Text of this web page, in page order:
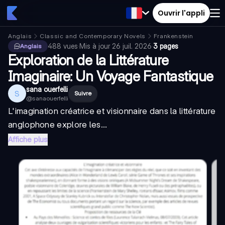
Ouvrir l'appli
Anglais Classic and Contemporary Novels
Frankenstein
Anglais
488 vues·Mis à jour 26 juil. 2026·3 pages
Exploration de la Littérature
Imaginaire: Un Voyage Fantastique
S sana ouerfelli
@sanaouerfelli
Suivre
L'imagination créatrice et visionnaire dans la littérature
anglophone explore les...
Affiche plus